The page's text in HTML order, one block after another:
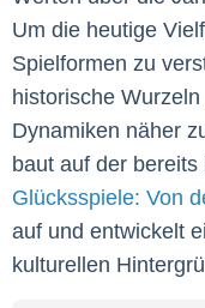
Um die heutige
Spielformen zu
historische
Dynamiken näher
baut auf der bereits
Glücksspiele: Von
auf und entwickelt
kulturellen